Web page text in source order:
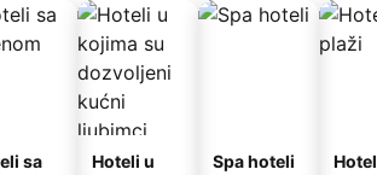
sa
Hoteli u
Spa hoteli